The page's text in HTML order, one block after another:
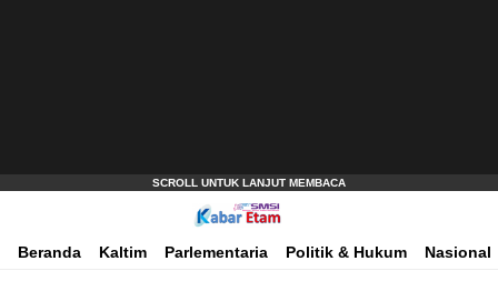
Kabar Etam
Akurat dan Terpercaya
Beranda
Kaltim Parlementaria Politik & Hukum Nasional